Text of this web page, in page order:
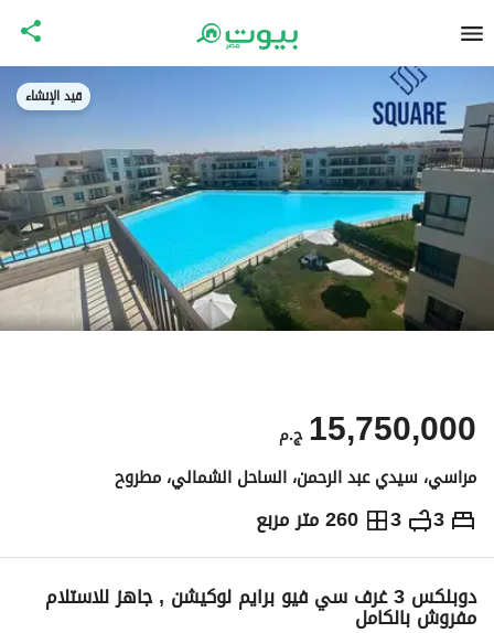
قيد الإنشاء
ج.م 15,750,000
مراسي، سيدي عبد الرحمن، الساحل الشمالي، مطروح
3
3 260 متر مربع ج.م15,750,000
الاماكن القريبة
دوبلكس 3 غرف سي فيو برايم لوكيشن , جاهز للاستلام
مفروش بالكامل